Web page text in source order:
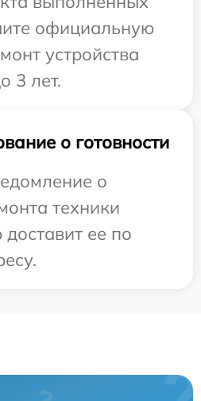
официальную
устройства
3 лет.
о готовности
о
техники
ее по